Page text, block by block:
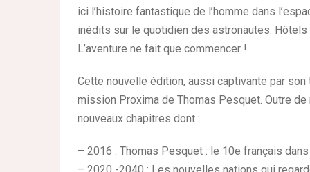
ici l’histoire fantastique de l’homme dans
inédits sur le quotidien des astronautes.
L’aventure ne fait que commencer !
Cette nouvelle édition, aussi captivante par
mission Proxima de Thomas Pesquet. Outre
nouveaux chapitres dont :
– 2016 : Thomas Pesquet : le 10e français dans